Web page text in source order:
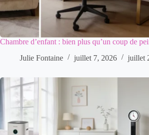
Chambre d’enfant : bien plus qu’un coup de
Julie Fontaine
juillet 7, 2026 juillet